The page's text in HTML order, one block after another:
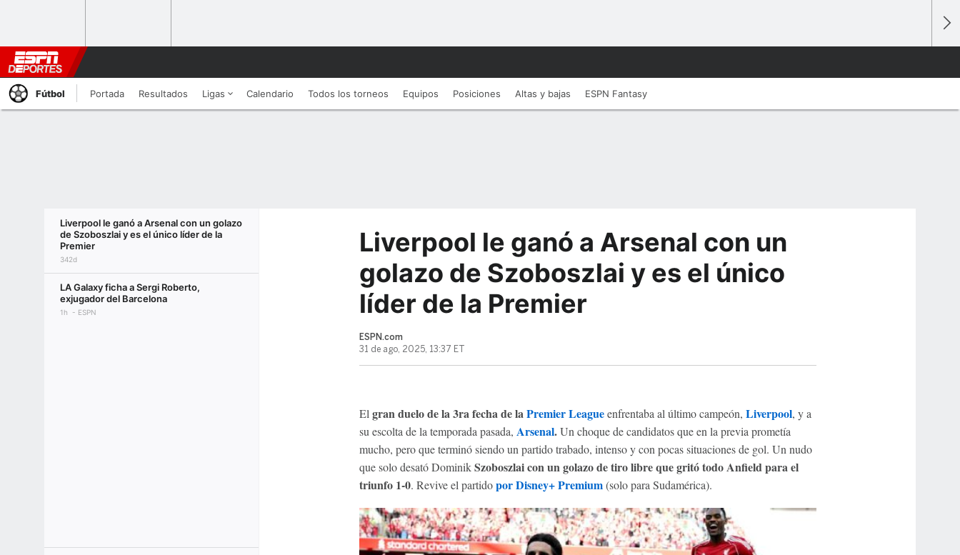
Fútbol Portada Resultados Ligas Calendario Todos los torneos Equipos Posiciones Altas y bajas ESPN Fantasy
Liverpool le ganó a Arsenal con un golazo
de Szoboszlai y es el único líder de la
Premier
342d
LA Galaxy ficha a Sergi Roberto,
exjugador del Barcelona
1h ESPN
Liverpool le ganó a Arsenal con un
golazo de Szoboszlai y es el único
líder de la Premier
ESPN.com
31 de ago, 2025, 13:37 ET
El gran duelo de la 3ra fecha de laPremier Leagueenfrentaba al último campeón, Liverpool, y a
su escolta de la temporada pasada, Arsenal.Un choque de candidatos que en la previa prometía
mucho, pero que terminó siendo un partido trabado, intenso y con pocas situaciones de gol. Un nudo
que solo desató DominikSzoboszlai con un golazo de tiro libre que gritó todo Anfield para el
triunfo 1-0. Revive el partidopor Disney+ Premium(solo para Sudamérica).